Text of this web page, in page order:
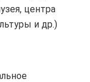
центра
и др.)